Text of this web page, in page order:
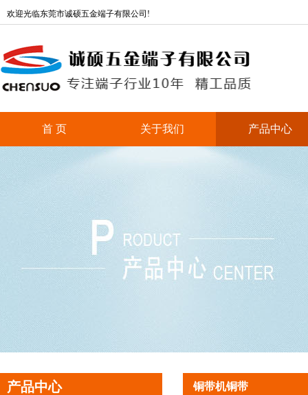
欢迎光临东莞市诚硕五金端子有限公司!
首 页 关于我们 产品中心
产品中心 铜带机铜带